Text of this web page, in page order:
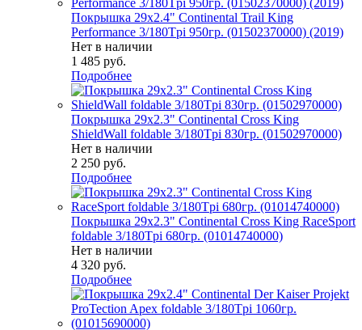
Покрышка 29x2.4" Continental Trail King
Performance 3/180Tpi 950гр. (01502370000) (2019)
Нет в наличии
1 485 руб.
Подробнее
Покрышка 29x2.3" Continental Cross King
ShieldWall foldable 3/180Tpi 830гр. (01502970000)
Нет в наличии
2 250 руб.
Подробнее
Покрышка 29x2.3" Continental Cross King RaceSport
foldable 3/180Tpi 680гр. (01014740000)
Нет в наличии
4 320 руб.
Подробнее